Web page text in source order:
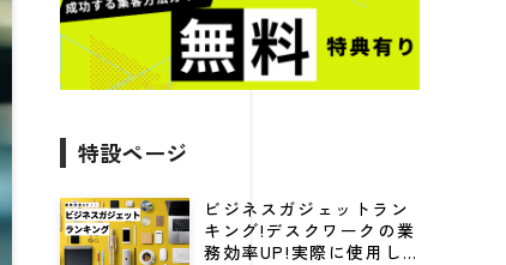
特設ページ
ビジネスガジェットラン
キング!デスクワークの業
務効率UP!実際に使用し